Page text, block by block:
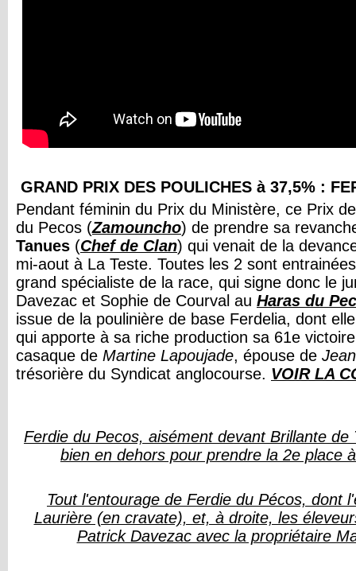
GRAND PRIX DES POULICHES à 37,5% :
Pendant féminin du Prix du Ministère, ce Prix
du Pecos (Zamouncho) de prendre sa
Tanues (Chef de Clan) qui venait de la
mi-aout à La Teste. Toutes les 2 sont
grand spécialiste de la race, qui signe donc le
Davezac et Sophie de Courval au Haras du
issue de la poulinière de base Ferdelia, dont
qui apporte à sa riche production sa 61e
casaque de Martine Lapoujade, épouse de
trésorière du Syndicat anglocourse. VOIR LA
Ferdie du Pecos, aisément devant Brillante de
bien en dehors pour prendre la 2e place
Tout l'entourage de Ferdie du Pécos, dont
Laurière (en cravate), et, à droite, les
Patrick Davezac avec la propriétaire